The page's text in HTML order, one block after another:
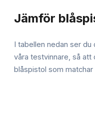
Jämför
I tabellen nedan ser du
våra testvinnare, så att
blåspistol som